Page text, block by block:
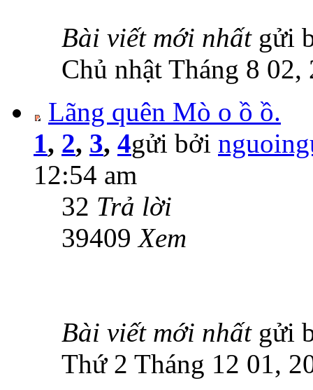
Bài viết mới nhất gửi
Chủ nhật Tháng 8 02,
Lãng quên Mò o ồ ồ.
1, 2, 3, 4gửi bởi
12:54 am
32 Trả lời
39409Xem
Bài viết mới nhất gửi
Thứ 2 Tháng 12 01,